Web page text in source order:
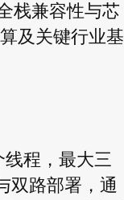
栈兼容性与芯
及关键行业基
线程，最大三
双路部署，通